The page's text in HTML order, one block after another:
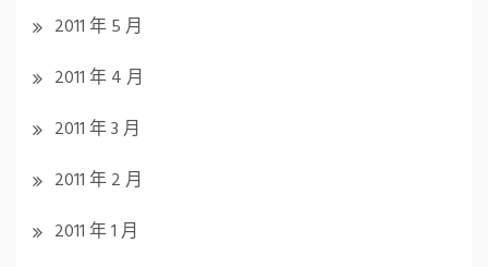
2011 年 5 月
2011 年 4 月
2011 年 3 月
2011 年 2 月
2011 年 1 月